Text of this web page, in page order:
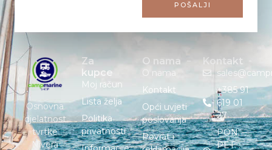
POŠALJI
Osnovna
djelatnost
tvrtke
Nivera
Za
kupce
Moj račun
Lista želja
Politika
privatnosti
O nama
O nama
Kontakt
Opći uvjeti
poslovanja
Povrat i
Kontakt
+385 91
619 01
27
PON. –
PET. :